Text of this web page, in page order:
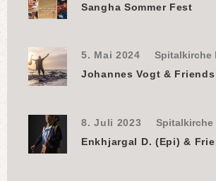
Sangha Sommer Fest
5. Mai 2024 Spitalkirche
Johannes Vogt & Friends
8. Juli 2023 Spitalkirche
Enkhjargal D. (Epi) &